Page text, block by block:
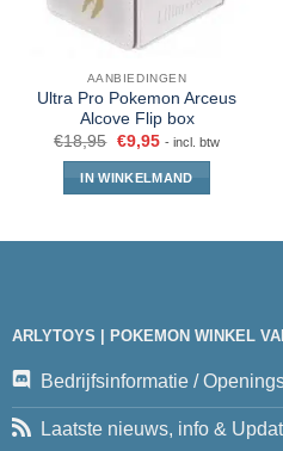
AANBIEDINGEN
Ultra Pro Pokemon Arceus
Alcove Flip box
€18,95 €9,95 - incl. btw
IN WINKELMAND
ARLYTOYS | POKEMON WINKEL
Bedrijfsinformatie /
Laatste nieuws, info &